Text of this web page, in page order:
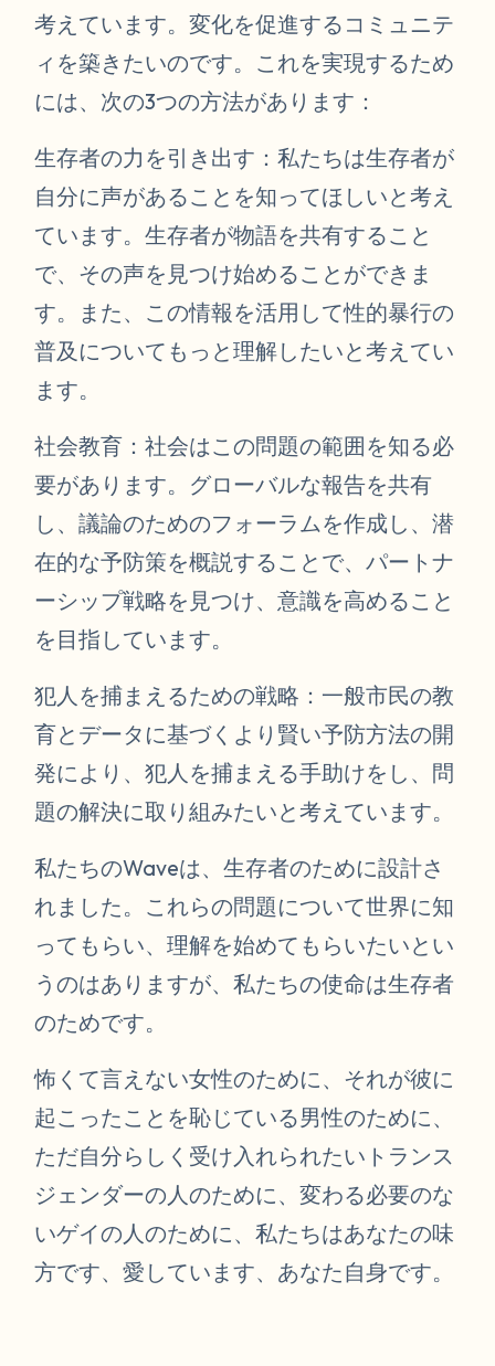
考えています。変化を促進するコミュニテ
ィを築きたいのです。これを実現するため
には、次の3つの方法があります：
生存者の力を引き出す：私たちは生存者が
自分に声があることを知ってほしいと考え
ています。生存者が物語を共有すること
で、その声を見つけ始めることができま
す。また、この情報を活用して性的暴行の
普及についてもっと理解したいと考えてい
ます。
社会教育：社会はこの問題の範囲を知る必
要があります。グローバルな報告を共有
し、議論のためのフォーラムを作成し、潜
在的な予防策を概説することで、パートナ
ーシップ戦略を見つけ、意識を高めること
を目指しています。
犯人を捕まえるための戦略：一般市民の教
育とデータに基づくより賢い予防方法の開
発により、犯人を捕まえる手助けをし、問
題の解決に取り組みたいと考えています。
私たちのWaveは、生存者のために設計さ
れました。これらの問題について世界に知
ってもらい、理解を始めてもらいたいとい
うのはありますが、私たちの使命は生存者
のためです。
怖くて言えない女性のために、それが彼に
起こったことを恥じている男性のために、
ただ自分らしく受け入れられたいトランス
ジェンダーの人のために、変わる必要のな
いゲイの人のために、私たちはあなたの味
方です、愛しています、あなた自身です。